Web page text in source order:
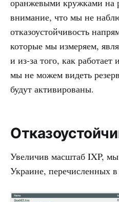
оранжевыми кружками на
внимание, что мы не
отказоустойчивость
которые мы измеряем,
и из-за того, как
мы не можем видеть
будут активированы.
Увеличив масштаб IXP,
Украине, перечисленных в